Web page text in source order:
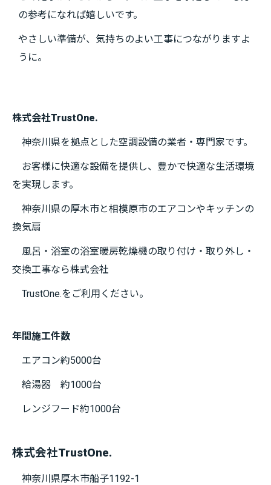
の参考になれば嬉しいです。
やさしい準備が、気持ちのよい工事につながりますよ
うに。
株式会社TrustOne.
神奈川県を拠点とした空調設備の業者・専門家です。
お客様に快適な設備を提供し、豊かで快適な生活環境
を実現します。
神奈川県の厚木市と相模原市のエアコンやキッチンの
換気扇
風呂・浴室の浴室暖房乾燥機の取り付け・取り外し・
交換工事なら株式会社
TrustOne.をご利用ください。
年間施工件数
エアコン約5000台
給湯器 約1000台
レンジフード約1000台
株式会社TrustOne.
神奈川県厚木市船子1192-1